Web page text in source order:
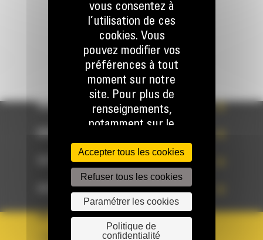
ENVOYER LA DEMANDE
WHAT’S NEW?
VOTRE CHOIX
ACCÈS RAPIDES
PAYS LANGUE
vous consentez à
l’utilisation de ces
cookies. Vous
pouvez modifier vos
préférences à tout
moment sur notre
site. Pour plus de
renseignements,
notamment sur le
cookies, veuillez
consulter notre
Politique sur les
cookies accessible
ci-dessous.
Accepter tous les cookies
Refuser tous les cookies
Paramétrer les cookies
Politique de
confidentialité